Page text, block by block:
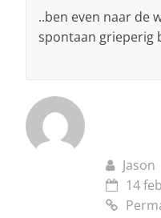
..ben even naar de
spontaan grieperig
Jason
14